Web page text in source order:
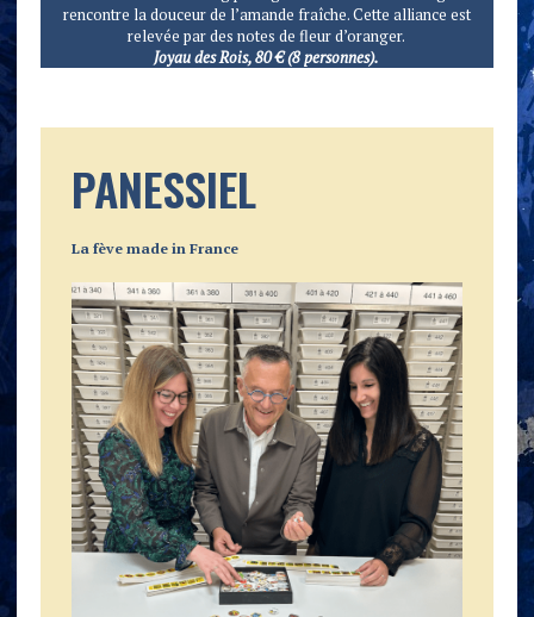
rencontre la douceur de l’amande fraîche. Cette alliance est
relevée par des notes de fleur d’oranger.
Joyau des Rois, 80 € (8 personnes).
PANESSIEL
La fève made in France